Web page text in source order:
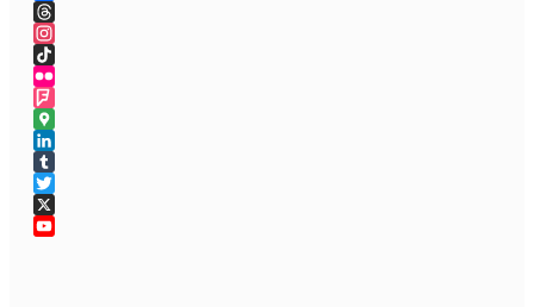
Facebook
Threads
Instagram
TikTok
Flickr
Foursquare
Google
Maps
LinkedIn
Tumblr
Twitter
X